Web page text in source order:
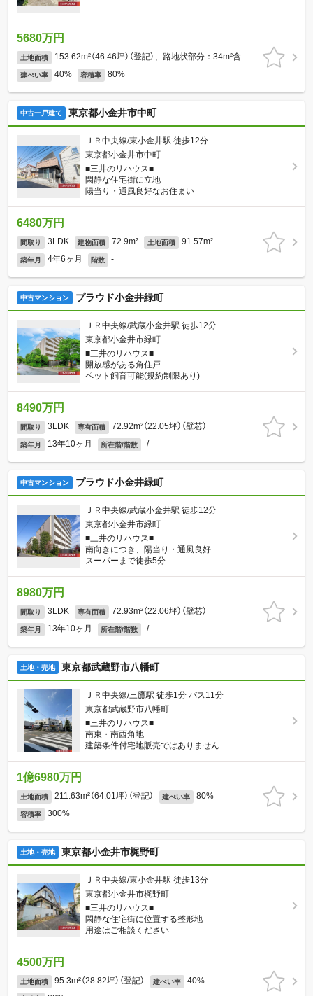
5680万円
土地面積 153.62m²（46.46坪）（登記）、路地状部分：34m²含
建ぺい率 40% 容積率 80%
中古一戸建て 東京都小金井市中町
ＪＲ中央線/東小金井駅 徒歩12分
東京都小金井市中町
■三井のリハウス■
閑静な住宅街に立地
陽当り・通風良好なお住まい
6480万円
間取り 3LDK 建物面積 72.9m² 土地面積 91.57m²
築年月 4年6ヶ月 階数 -
中古マンション プラウド小金井緑町
ＪＲ中央線/武蔵小金井駅 徒歩12分
東京都小金井市緑町
■三井のリハウス■
開放感がある角住戸
ペット飼育可能(規約制限あり)
8490万円
間取り 3LDK 専有面積 72.92m²（22.05坪）（壁芯）
築年月 13年10ヶ月 所在階/階数 -/-
中古マンション プラウド小金井緑町
ＪＲ中央線/武蔵小金井駅 徒歩12分
東京都小金井市緑町
■三井のリハウス■
南向きにつき、陽当り・通風良好
スーパーまで徒歩5分
8980万円
間取り 3LDK 専有面積 72.93m²（22.06坪）（壁芯）
築年月 13年10ヶ月 所在階/階数 -/-
土地・売地 東京都武蔵野市八幡町
ＪＲ中央線/三鷹駅 徒歩1分 バス11分
東京都武蔵野市八幡町
■三井のリハウス■
南東・南西角地
建築条件付宅地販売ではありません
1億6980万円
土地面積 211.63m²（64.01坪）（登記） 建ぺい率 80%
容積率 300%
土地・売地 東京都小金井市梶野町
ＪＲ中央線/東小金井駅 徒歩13分
東京都小金井市梶野町
■三井のリハウス■
閑静な住宅街に位置する整形地
用途はご相談ください
4500万円
土地面積 95.3m²（28.82坪）（登記） 建ぺい率 40%